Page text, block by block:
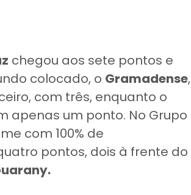
chegou aos sete pontos e
colocado, o Gramadense,
com três, enquanto o
apenas um ponto. No Grupo
com 100% de
pontos, dois à frente do